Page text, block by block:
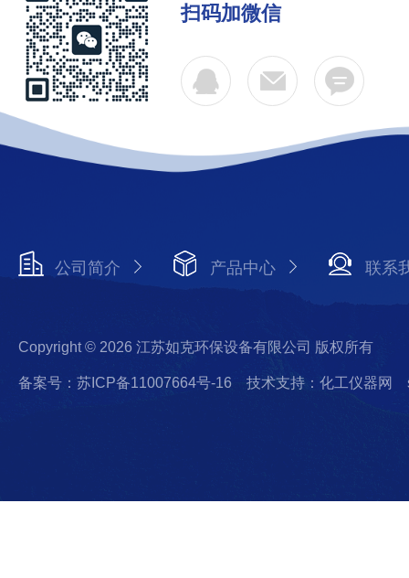
扫码加微信
公司简介 产品中心 联系
Copyright © 2026 江苏如克环保设备有限公司 版权所有
备案号：苏ICP备11007664号-16 技术支持：化工仪器网